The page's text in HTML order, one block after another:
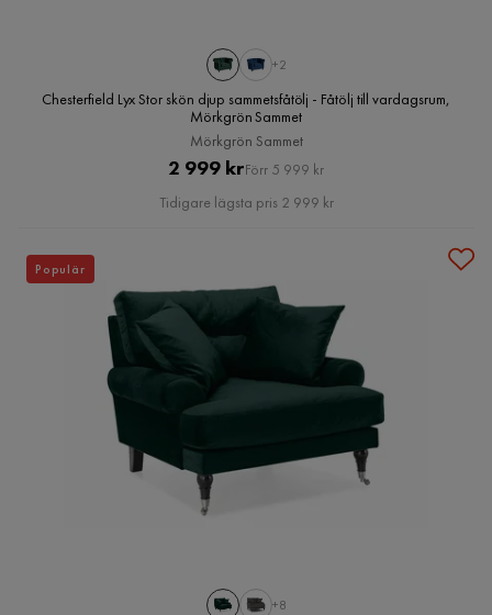
+2
Chesterfield Lyx Stor skön djup sammetsfåtölj - Fåtölj till vardagsrum,
Mörkgrön Sammet
Mörkgrön Sammet
Pris
2 999 krOriginal
Pris
Förr 5 999 kr
Tidigare lägsta pris 2 999 kr
+8
Populär